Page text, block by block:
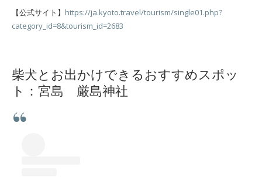
【公式サイト】 https://ja.kyoto.travel/tourism/single01.php?
category_id=8&tourism_id=2683
柴犬とお出かけできるおすすめスポッ
ト：宮島 厳島神社